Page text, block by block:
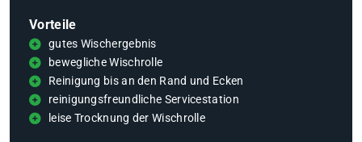
Vorteile
gutes Wischergebnis
bewegliche Wischrolle
Reinigung bis an den Rand und Ecken
reinigungsfreundliche Servicestation
leise Trocknung der Wischrolle